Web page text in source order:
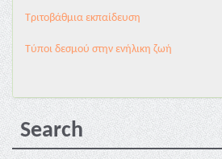
Τριτοβάθμια εκπαίδευση
Τύποι δεσμού στην ενήλικη ζωή
Search